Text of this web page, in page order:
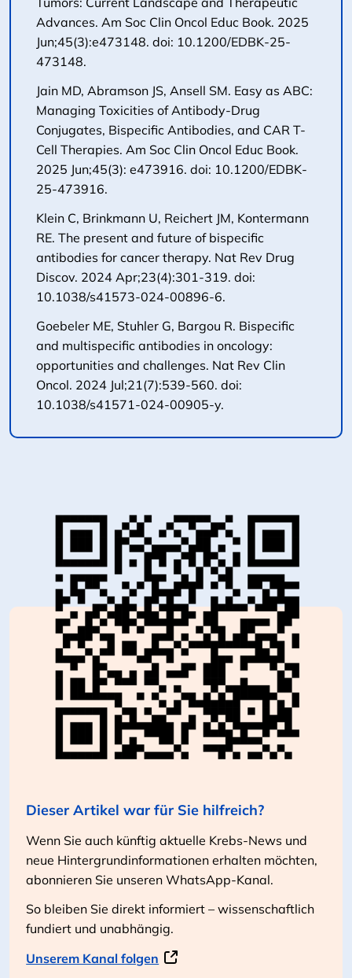
Advances. Am Soc Clin Oncol Educ Book. 2025
Jun;45(3):e473148. doi: 10.1200/EDBK-25-
473148.
Jain MD, Abramson JS, Ansell SM. Easy as ABC:
Managing Toxicities of Antibody-Drug
Conjugates, Bispecific Antibodies, and CAR T-
Cell Therapies. Am Soc Clin Oncol Educ Book.
2025 Jun;45(3): e473916. doi: 10.1200/EDBK-
25-473916.
Klein C, Brinkmann U, Reichert JM, Kontermann
RE. The present and future of bispecific
antibodies for cancer therapy. Nat Rev Drug
Discov. 2024 Apr;23(4):301-319. doi:
10.1038/s41573-024-00896-6.
Goebeler ME, Stuhler G, Bargou R. Bispecific
and multispecific antibodies in oncology:
opportunities and challenges. Nat Rev Clin
Oncol. 2024 Jul;21(7):539-560. doi:
10.1038/s41571-024-00905-y.
Dieser Artikel war für Sie hilfreich?
Wenn Sie auch künftig aktuelle Krebs-News und
neue Hintergrundinformationen erhalten möchten,
abonnieren Sie unseren WhatsApp-Kanal.
So bleiben Sie direkt informiert – wissenschaftlich
fundiert und unabhängig.
Unserem Kanal folgen